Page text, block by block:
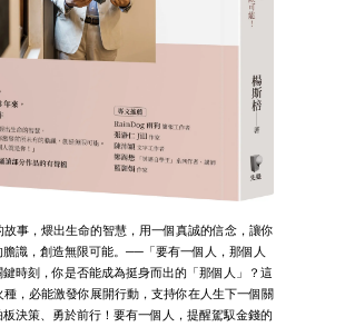
故事，煨出生命的智慧，用一個真誠的信念，讓你
識，創造無限可能。──「要有一個人，那個人
時刻，你是否能成為挺身而出的「那個人」？這
種，必能激發你展開行動，支持你在人生下一個關
決策、勇於前行！要有一個人，提醒駕馭金錢的